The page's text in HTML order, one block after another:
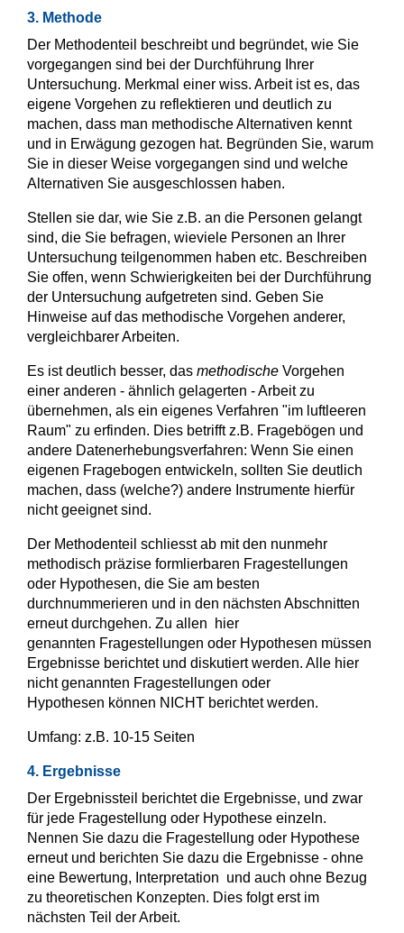
3. Methode
Der Methodenteil beschreibt und begründet, wie Sie
vorgegangen sind bei der Durchführung Ihrer
Untersuchung. Merkmal einer wiss. Arbeit ist es, das
eigene Vorgehen zu reflektieren und deutlich zu
machen, dass man methodische Alternativen kennt
und in Erwägung gezogen hat. Begründen Sie, warum
Sie in dieser Weise vorgegangen sind und welche
Alternativen Sie ausgeschlossen haben.
Stellen sie dar, wie Sie z.B. an die Personen gelangt
sind, die Sie befragen, wieviele Personen an Ihrer
Untersuchung teilgenommen haben etc. Beschreiben
Sie offen, wenn Schwierigkeiten bei der Durchführung
der Untersuchung aufgetreten sind. Geben Sie
Hinweise auf das methodische Vorgehen anderer,
vergleichbarer Arbeiten.
Es ist deutlich besser, das methodische Vorgehen
einer anderen - ähnlich gelagerten - Arbeit zu
übernehmen, als ein eigenes Verfahren "im luftleeren
Raum" zu erfinden. Dies betrifft z.B. Fragebögen und
andere Datenerhebungsverfahren: Wenn Sie einen
eigenen Fragebogen entwickeln, sollten Sie deutlich
machen, dass (welche?) andere Instrumente hierfür
nicht geeignet sind.
Der Methodenteil schliesst ab mit den nunmehr
methodisch präzise formlierbaren Fragestellungen
oder Hypothesen, die Sie am besten
durchnummerieren und in den nächsten Abschnitten
erneut durchgehen. Zu allen hier
genannten Fragestellungen oder Hypothesen müssen
Ergebnisse berichtet und diskutiert werden. Alle hier
nicht genannten Fragestellungen oder
Hypothesen können NICHT berichtet werden.
Umfang: z.B. 10-15 Seiten
4. Ergebnisse
Der Ergebnissteil berichtet die Ergebnisse, und zwar
für jede Fragestellung oder Hypothese einzeln.
Nennen Sie dazu die Fragestellung oder Hypothese
erneut und berichten Sie dazu die Ergebnisse - ohne
eine Bewertung, Interpretation und auch ohne Bezug
zu theoretischen Konzepten. Dies folgt erst im
nächsten Teil der Arbeit.